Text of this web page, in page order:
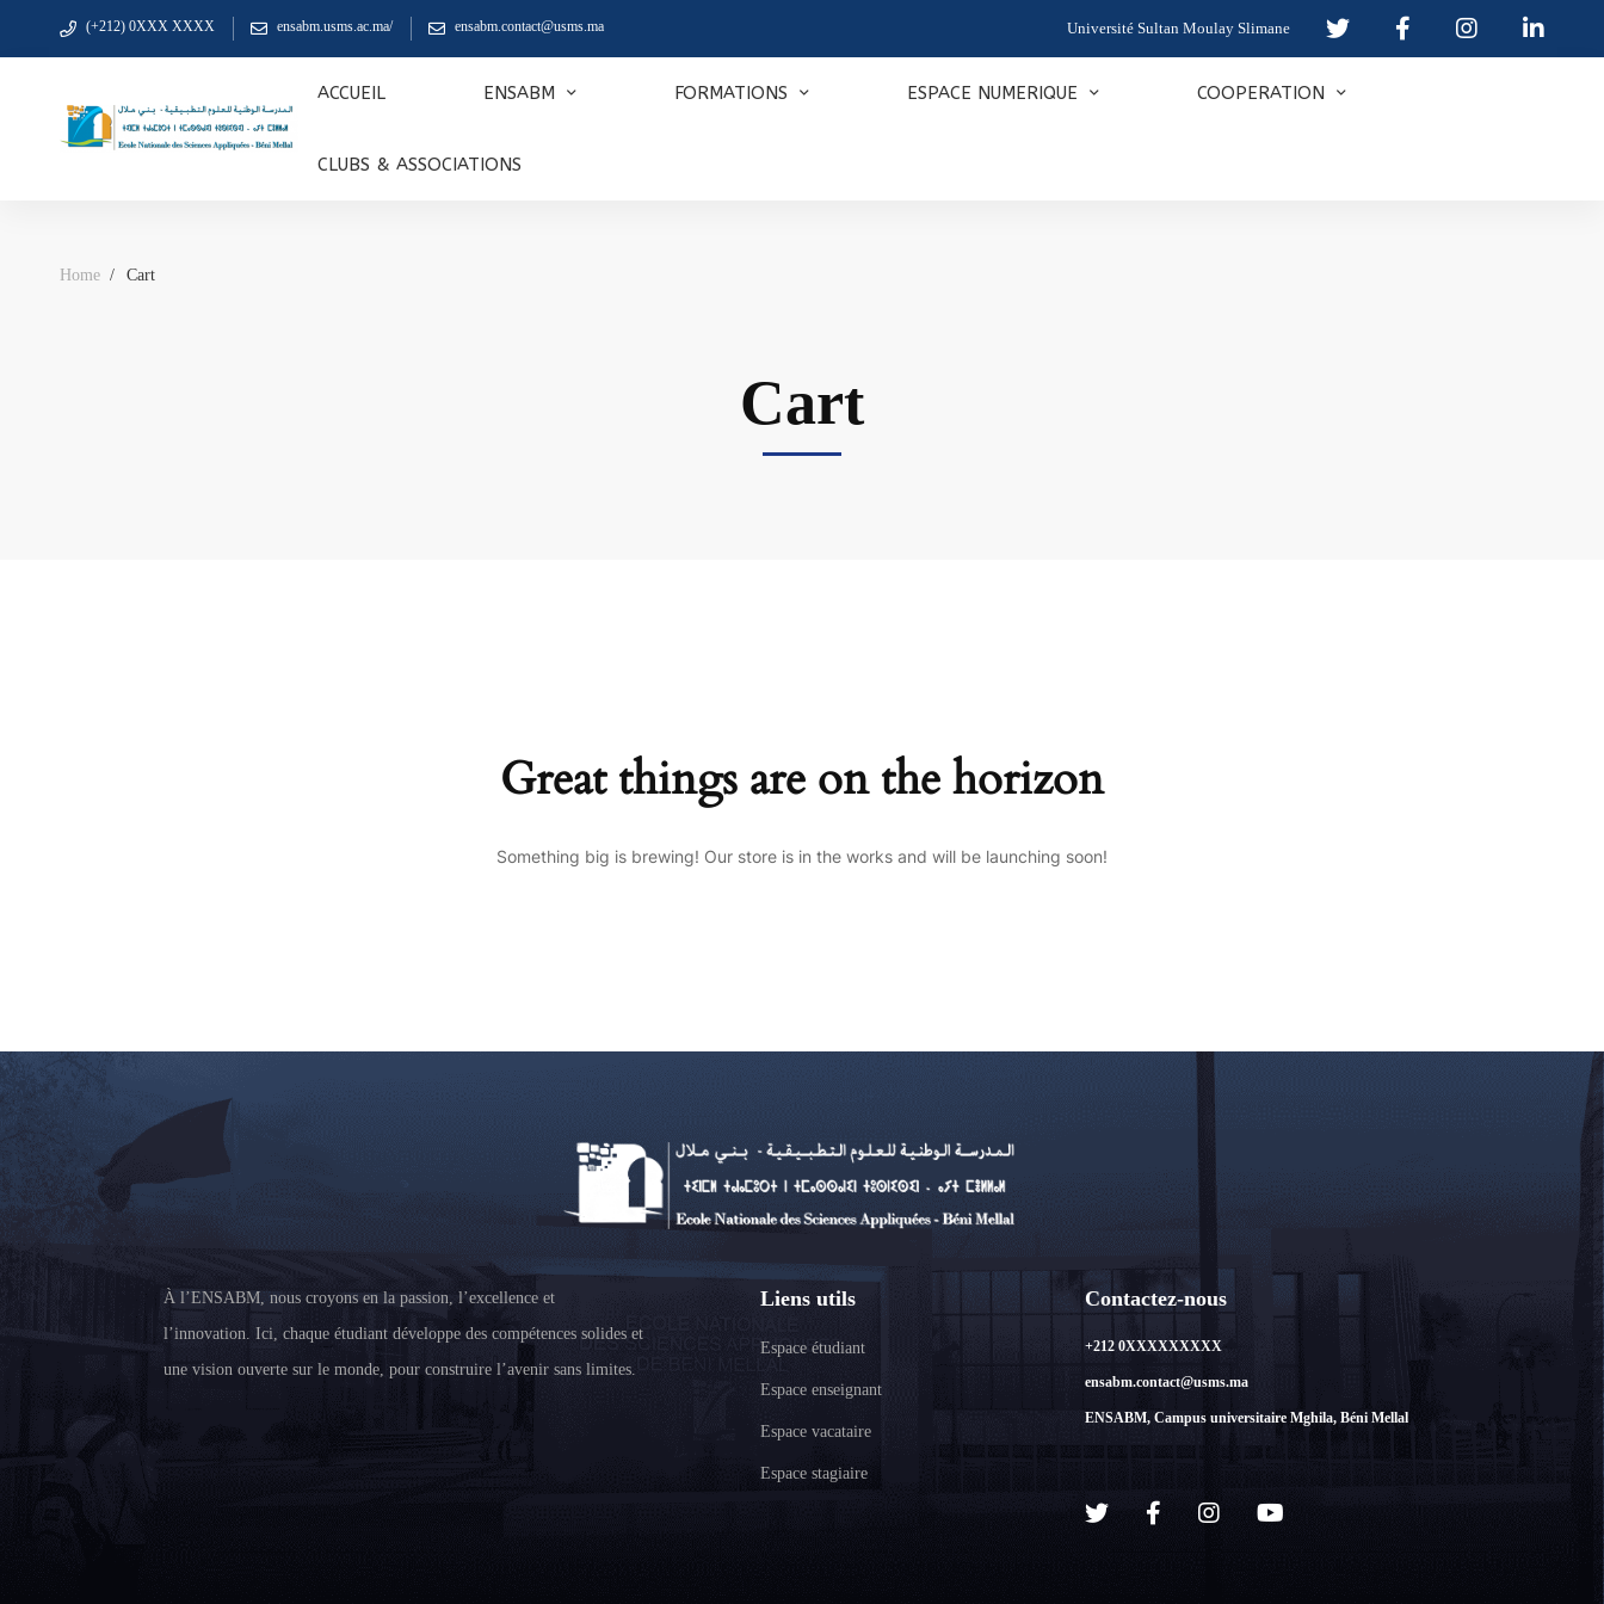
(+212) 0XXX XXXX ensabm.usms.ac.ma/ ensabm.contact@usms.ma Université Sultan Moulay Slimane
ACCUEIL ENSABM FORMATIONS ESPACE NUMERIQUE COOPERATION
CLUBS & ASSOCIATIONS
Home Cart
Cart
Great things are on the horizon
Something big is brewing! Our store is in the works and will be launching soon!
À l’ENSABM, nous croyons en la passion, l’excellence et
l’innovation. Ici, chaque étudiant développe des compétences solides et
une vision ouverte sur le monde, pour construire l’avenir sans limites.
Liens utils
Espace étudiant
Espace enseignant
Espace vacataire
Espace stagiaire
Contactez-nous
+212 0XXXXXXXXX
ensabm.contact@usms.ma
ENSABM, Campus universitaire Mghila, Béni Mellal